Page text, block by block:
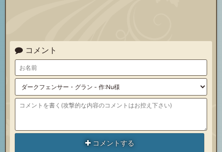
石
石
喚
石
コメント
コメントする